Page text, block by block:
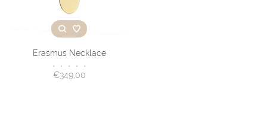
Erasmus Necklace
• • • • •
€349,00